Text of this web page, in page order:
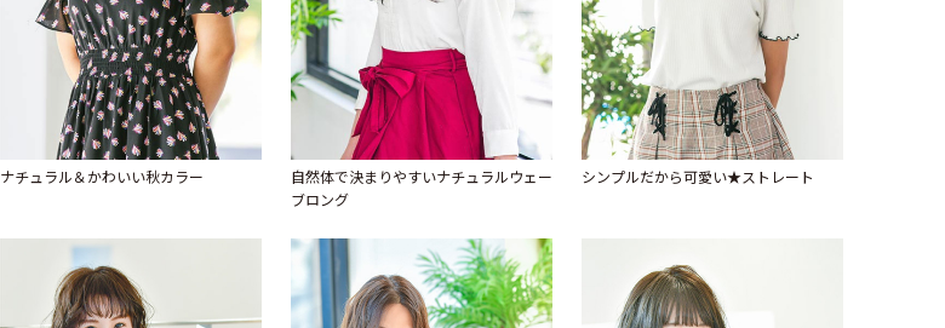
ナチュラル＆かわいい秋カラー
自然体で決まりやすいナチュラルウェー
ブロング
シンプルだから可愛い★ストレート